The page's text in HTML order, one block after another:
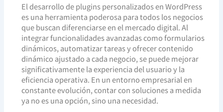
El desarrollo de plugins personalizados en WordPress
es una herramienta poderosa para todos los negocios
que buscan diferenciarse en el mercado digital. Al
integrar funcionalidades avanzadas como formularios
dinámicos, automatizar tareas y ofrecer contenido
dinámico ajustado a cada negocio, se puede mejorar
significativamente la experiencia del usuario y la
eficiencia operativa. En un entorno empresarial en
constante evolución, contar con soluciones a medida
ya no es una opción, sino una necesidad.